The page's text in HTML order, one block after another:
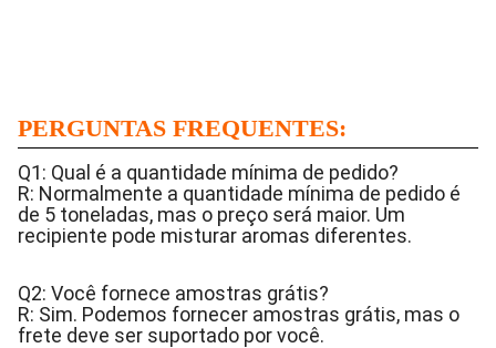
PERGUNTAS FREQUENTES:
Q1: Qual é a quantidade mínima de pedido?
R: Normalmente a quantidade mínima de pedido é
de 5 toneladas, mas o preço será maior. Um
recipiente pode misturar aromas diferentes.
Q2: Você fornece amostras grátis?
R: Sim. Podemos fornecer amostras grátis, mas o
frete deve ser suportado por você.